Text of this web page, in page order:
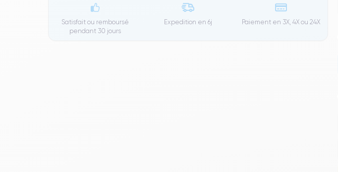
Satisfait ou remboursé
pendant 30 jours
Expedition en 6j Paiement en 3X, 4X ou 24X